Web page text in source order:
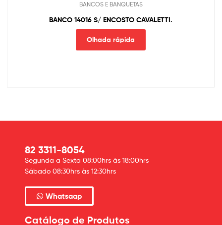
BANCOS E BANQUETAS
BANCO 14016 S/ ENCOSTO CAVALETTI.
Olhada rápida
82 3311-8054
Segunda a Sexta 08:00hrs às 18:00hrs
Sábado 08:30hrs às 12:30hrs
Whatsaap
Catálogo de Produtos